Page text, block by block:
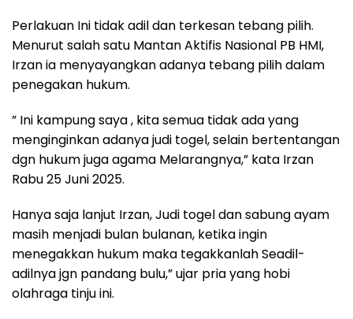
Perlakuan Ini tidak adil dan terkesan tebang pilih.
Menurut salah satu Mantan Aktifis Nasional PB HMI,
Irzan ia menyayangkan adanya tebang pilih dalam
penegakan hukum.
” Ini kampung saya , kita semua tidak ada yang
menginginkan adanya judi togel, selain bertentangan
dgn hukum juga agama Melarangnya,” kata Irzan
Rabu 25 Juni 2025.
Hanya saja lanjut Irzan, Judi togel dan sabung ayam
masih menjadi bulan bulanan, ketika ingin
menegakkan hukum maka tegakkanlah Seadil-
adilnya jgn pandang bulu,” ujar pria yang hobi
olahraga tinju ini.